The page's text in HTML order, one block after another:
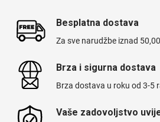
Besplatna dostava
Za sve narudžbe iznad
Brza i sigurna dostava
Brza dostava u roku od 3-5
Vaše zadovoljstvo